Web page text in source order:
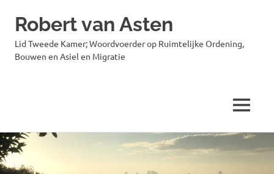
Ga
naar
de
Robert van Asten
Lid Tweede Kamer; Woordvoerder op Ruimtelijke Ordening,
Bouwen en Asiel en Migratie
MENU